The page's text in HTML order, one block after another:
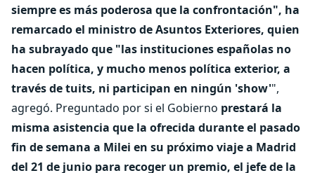
siempre es más poderosa que la confrontación", ha
remarcado el ministro de Asuntos Exteriores, quien
ha subrayado que "las instituciones españolas no
hacen política, y mucho menos política exterior, a
través de tuits, ni participan en ningún 'show'",
agregó. Preguntado por si el Gobierno prestará la
misma asistencia que la ofrecida durante el pasado
fin de semana a Milei en su próximo viaje a Madrid
del 21 de junio para recoger un premio, el jefe de la